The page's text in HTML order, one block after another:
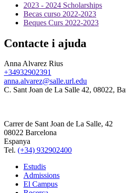
2023 - 2024 Scholarships
Becas curso 2022-2023
Beques Curs 2022-2023
Contacte i ajuda
Anna Alvarez Rius
+34932902391
anna.alvarez@salle.url.edu
C. Sant Joan de La Salle 42, 08022,
Carrer de Sant Joan de La Salle, 42
08022 Barcelona
Espanya
Tel. (+34) 932902400
Estudis
Admissions
El Campus